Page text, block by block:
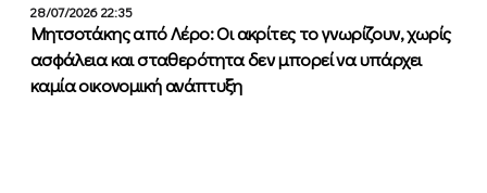
28/07/2026 22:35
Μητσοτάκης από Λέρο: Οι ακρίτες το γνωρίζουν, χωρίς
ασφάλεια και σταθερότητα δεν μπορεί να υπάρχει
καμία οικονομική ανάπτυξη